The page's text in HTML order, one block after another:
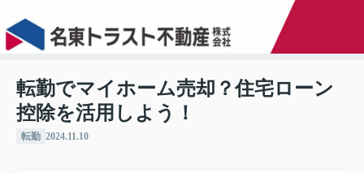
転勤でマイホーム売却？住宅ローン
控除を活用しよう！
転勤 2024.11.10